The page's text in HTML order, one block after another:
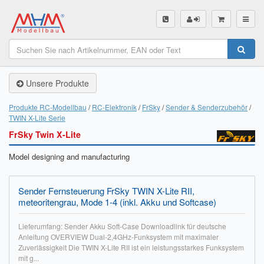
SHOP
Unsere Produkte
Servo Finder
BL-Motor Finder
Schiffsschrauben Finder
Räder Finder
Luftschrauben Finder
Sendungsverfolgung DHL
Unsere Produkte
Produkte RC-Modellbau RC-Elektronik FrSky Sender & Senderzubehör
TWIN X-Lite Serie
FrSky Twin X-Lite
Model designing and manufacturing
Sender Fernsteuerung FrSky TWIN X-Lite RII,
meteoritengrau, Mode 1-4 (inkl. Akku und Softcase)
Lieferumfang: Sender Akku Soft-Case Downloadlink für deutsche
Anleitung OVERVIEW Dual-2,4GHz-Funksystem mit maximaler
Zuverlässigkeit Die TWIN X-Lite RII ist ein leistungsstarkes Funksystem
mit g...